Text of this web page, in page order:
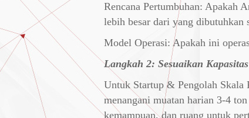
Rencana Pertumbuhan: Apakah
lebih besar dari yang
Model Operasi: Apakah ini
Langkah 2: Sesuaikan
Untuk Startup & Pengolah
menangani muatan harian 3-4
kemampuan, dan ruang untuk